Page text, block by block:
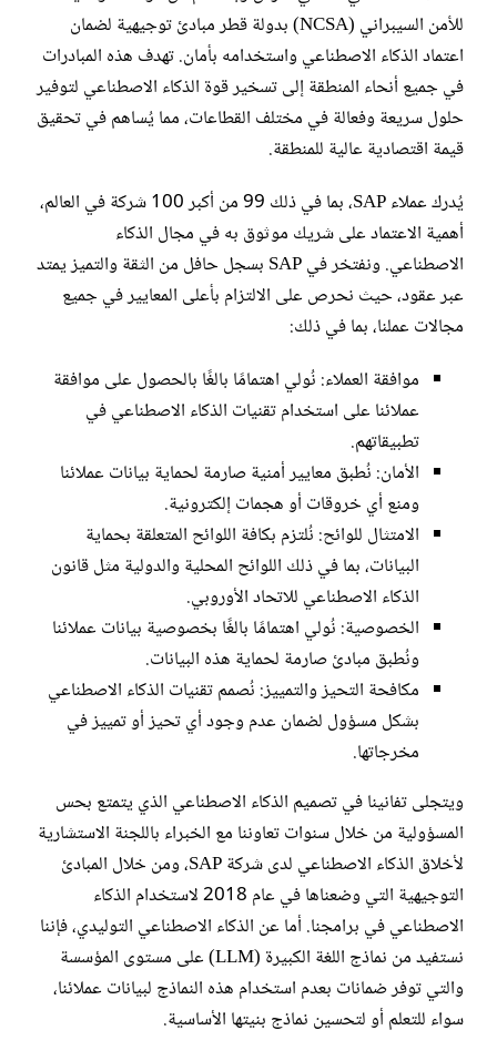
للأمن السيبراني (NCSA) بدولة قطر مبادئ توجيهية لضمان
اعتماد الذكاء الاصطناعي واستخدامه بأمان. تهدف هذه المبادرات
في جميع أنحاء المنطقة إلى تسخير قوة الذكاء الاصطناعي لتوفير
حلول سريعة وفعالة في مختلف القطاعات، مما يُساهم في تحقيق
قيمة اقتصادية عالية للمنطقة.
يُدرك عملاء SAP، بما في ذلك 99 من أكبر 100 شركة في العالم،
أهمية الاعتماد على شريك موثوق به في مجال الذكاء
الاصطناعي. ونفتخر في SAP بسجل حافل من الثقة والتميز يمتد
عبر عقود، حيث نحرص على الالتزام بأعلى المعايير في جميع
مجالات عملنا، بما في ذلك:
موافقة العملاء: نُولي اهتمامًا بالغًا بالحصول على موافقة
عملائنا على استخدام تقنيات الذكاء الاصطناعي في
تطبيقاتهم.
الأمان: نُطبق معايير أمنية صارمة لحماية بيانات عملائنا
ومنع أي خروقات أو هجمات إلكترونية.
الامتثال للوائح: نُلتزم بكافة اللوائح المتعلقة بحماية
البيانات، بما في ذلك اللوائح المحلية والدولية مثل قانون
الذكاء الاصطناعي للاتحاد الأوروبي.
الخصوصية: نُولي اهتمامًا بالغًا بخصوصية بيانات عملائنا
ونُطبق مبادئ صارمة لحماية هذه البيانات.
مكافحة التحيز والتمييز: نُصمم تقنيات الذكاء الاصطناعي
بشكل مسؤول لضمان عدم وجود أي تحيز أو تمييز في
مخرجاتها.
ويتجلى تفانينا في تصميم الذكاء الاصطناعي الذي يتمتع بحس
المسؤولية من خلال سنوات تعاوننا مع الخبراء باللجنة الاستشارية
لأخلاق الذكاء الاصطناعي لدى شركة SAP، ومن خلال المبادئ
التوجيهية التي وضعناها في عام 2018 لاستخدام الذكاء
الاصطناعي في برامجنا. أما عن الذكاء الاصطناعي التوليدي، فإننا
نستفيد من نماذج اللغة الكبيرة (LLM) على مستوى المؤسسة
والتي توفر ضمانات بعدم استخدام هذه النماذج لبيانات عملائنا،
سواء للتعلم أو لتحسين نماذج بنيتها الأساسية.